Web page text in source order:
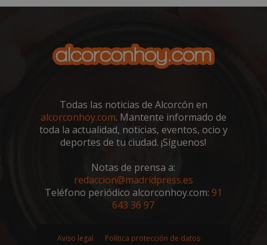
Todas las noticias de Alcorcón en
alcorconhoy.com. Mantente informado de
toda la actualidad, noticias, eventos, ocio y
deportes de tu ciudad. ¡Síguenos!
Notas de prensa a:
redaccion@madridpress.es
Teléfono periódico alcorconhoy.com: 91
643 36 97
Aviso legal Política protección de datos
sp_landing
Spotify Inc.